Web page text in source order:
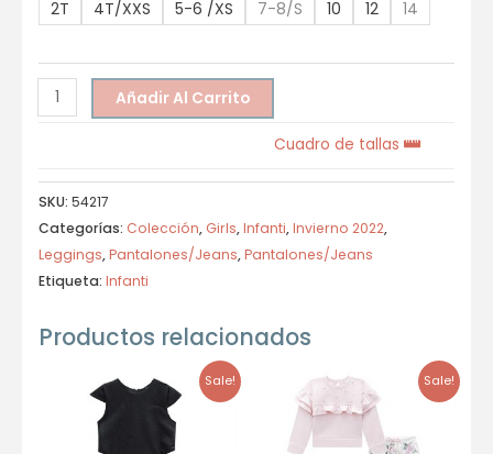
2T 4T/XXS 5-6 /XS 7-8/S 10 12 14
Añadir Al Carrito
Cuadro de tallas
SKU: 54217
Categorías: Colección, Girls,Infanti,Invierno 2022,
Leggings,Pantalones/Jeans,Pantalones/Jeans
Etiqueta: Infanti
Productos relacionados
Sale! Sale!